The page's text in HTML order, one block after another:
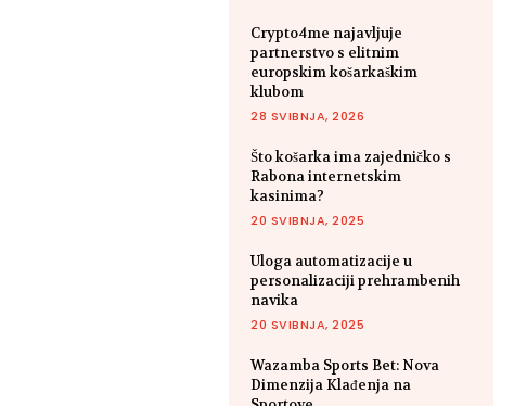
Crypto4me najavljuje
partnerstvo s elitnim
europskim košarkaškim
klubom
28 SVIBNJA, 2026
Što košarka ima zajedničko s
Rabona internetskim
kasinima?
20 SVIBNJA, 2025
Uloga automatizacije u
personalizaciji prehrambenih
navika
20 SVIBNJA, 2025
Wazamba Sports Bet: Nova
Dimenzija Klađenja na